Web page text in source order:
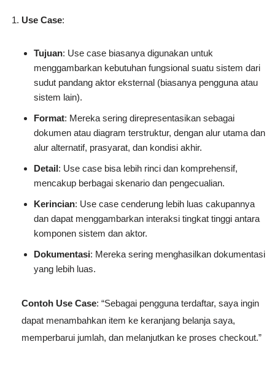
Use Case:
Tujuan: Use case biasanya digunakan untuk
menggambarkan kebutuhan fungsional suatu sistem dari
sudut pandang aktor eksternal (biasanya pengguna atau
sistem lain).
Format: Mereka sering direpresentasikan sebagai
dokumen atau diagram terstruktur, dengan alur utama dan
alur alternatif, prasyarat, dan kondisi akhir.
Detail: Use case bisa lebih rinci dan komprehensif,
mencakup berbagai skenario dan pengecualian.
Kerincian: Use case cenderung lebih luas cakupannya
dan dapat menggambarkan interaksi tingkat tinggi antara
komponen sistem dan aktor.
Dokumentasi: Mereka sering menghasilkan dokumentasi
yang lebih luas.
Contoh Use Case: “Sebagai pengguna terdaftar, saya ingin
dapat menambahkan item ke keranjang belanja saya,
memperbarui jumlah, dan melanjutkan ke proses checkout.”